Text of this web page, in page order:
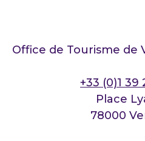
Office de Tourisme de
+33 (0)1 39
Place
78000